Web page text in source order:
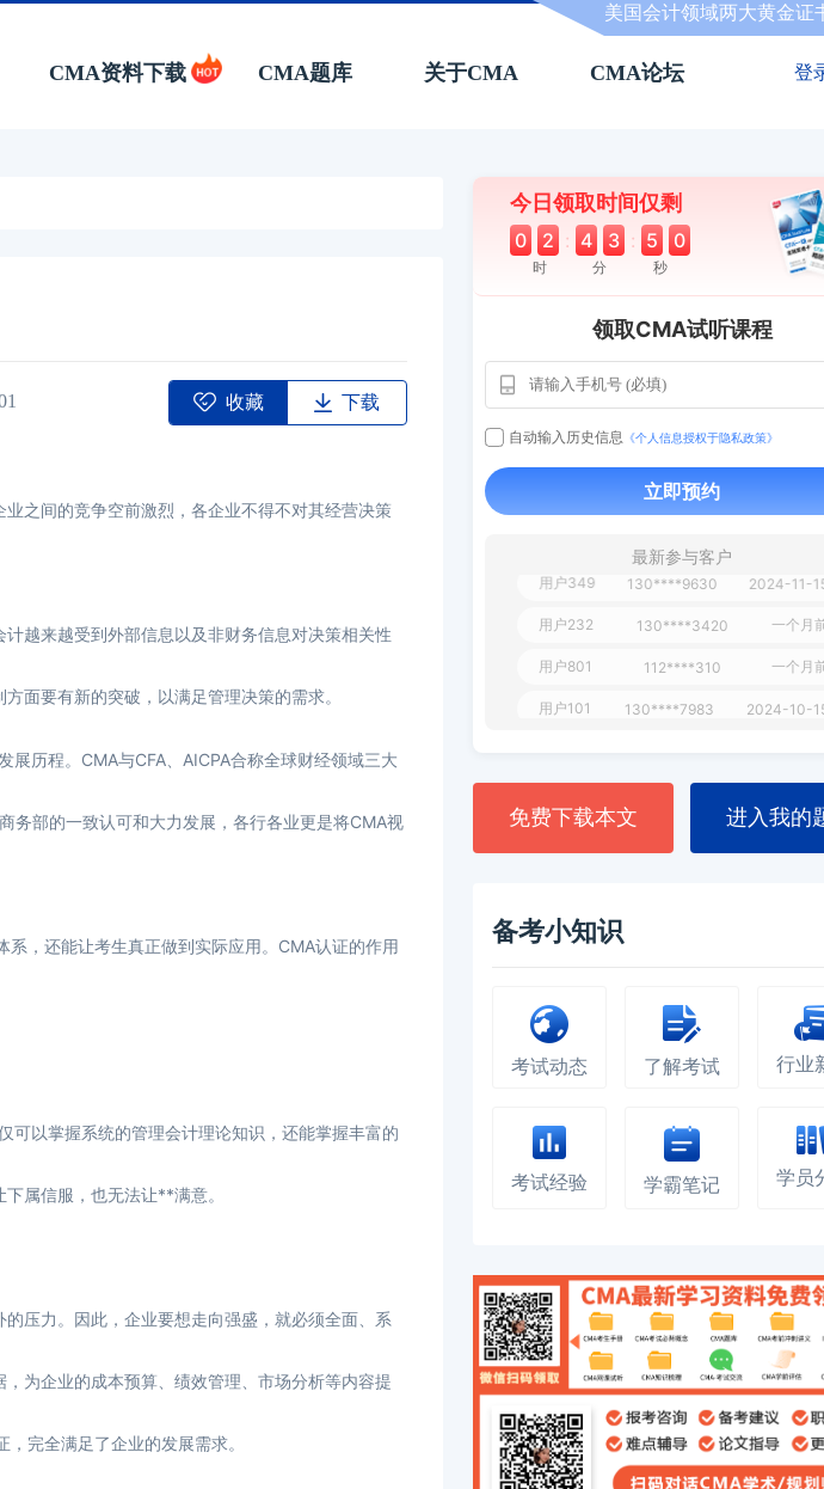
美国会计领域两大黄金证
CMA资料下载 CMA题库 关于CMA CMA论坛 登
收藏 下载
之间的竞争空前激烈，各企业不得不对其经营决策
越来越受到外部信息以及非财务信息对决策相关性
面要有新的突破，以满足管理决策的需求。
历程。CMA与CFA、AICPA合称全球财经领域三大
务部的一致认可和大力发展，各行各业更是将CMA视
，还能让考生真正做到实际应用。CMA认证的作用
以掌握系统的管理会计理论知识，还能掌握丰富的
属信服，也无法让**满意。
压力。因此，企业要想走向强盛，就必须全面、系
为企业的成本预算、绩效管理、市场分析等内容提
完全满足了企业的发展需求。
今日领取时间仅剩
0 2 : 4 3 : 4 9
时 分 秒
领取CMA试听课程
自动输入历史信息 《个人信息授权于隐私政策》
立即预约
最新参与客户
用户163 112****290
130****8017
用户349
用户232 一个月
用户801 一个月
用户101
用户987 130****6344 2024-09-
用户279 130****8868 2024-08-
免费下载本文 进入我的
备考小知识
考试动态 了解考试 行业
考试经验 学霸笔记 学员